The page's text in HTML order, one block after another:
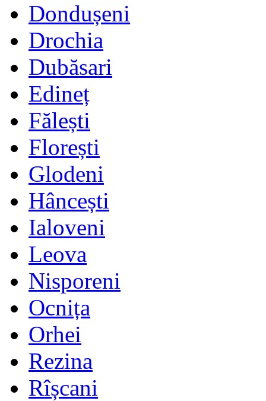
Dondușeni
Drochia
Dubăsari
Edineț
Fălești
Florești
Glodeni
Hâncești
Ialoveni
Leova
Nisporeni
Ocnița
Orhei
Rezina
Rîșcani